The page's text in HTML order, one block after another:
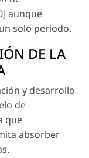
aunque
solo periodo.
DE LA
y desarrollo
de
que
absorber